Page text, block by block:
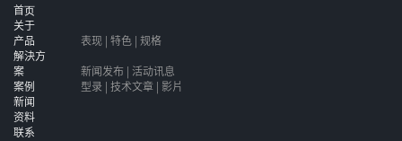
首页
关于
产品
解決方
案
案例
新闻
资料
联系
表现 | 特色 | 规格
新闻发布 | 活动讯息
型录 | 技术文章 | 影片